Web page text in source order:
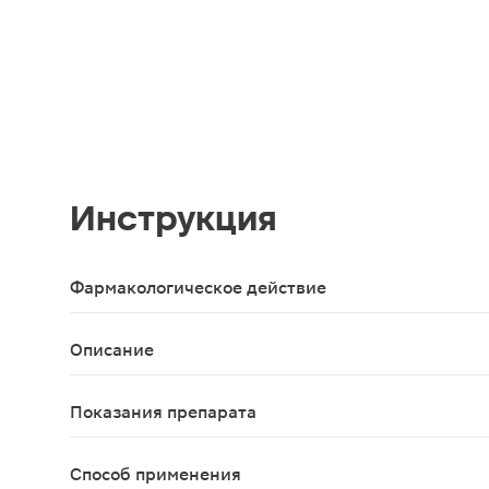
Инструкция
Фармакологическое действие
Янтарная кислота восстанавливает
Описание
Показания препарата
Способ применения